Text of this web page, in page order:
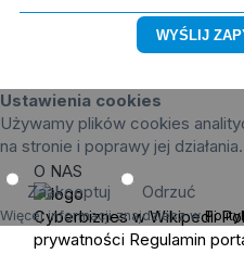
Ustawienia cookies
Używamy plików cookies
na stronie i poprawy jej działania.
Zaakceptuj Odrzuć
Więcej informacji znajdziesz w
O NAS
Cyberbiznes w Wikipedii
prywatności Regulamin